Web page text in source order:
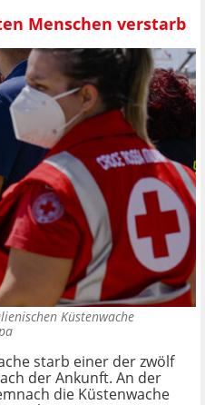
Menschen verstarb
Küstenwache
starb einer der zwölf
der Ankunft. An der
die Küstenwache